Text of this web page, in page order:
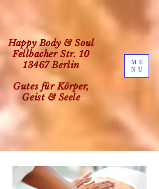
Happy Body & Soul
Fellbacher Str. 10
13467 Berlin
Gutes für Körper,
Geist & Seele
ME
NU